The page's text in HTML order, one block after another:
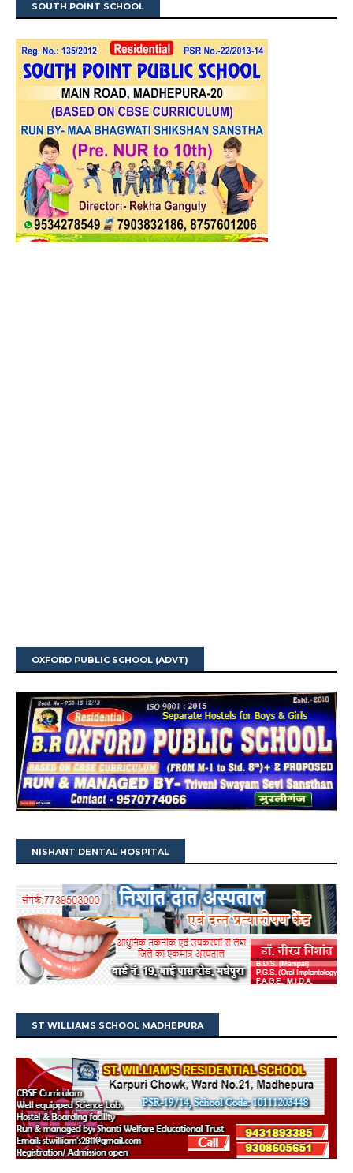
SOUTH POINT SCHOOL
OXFORD PUBLIC SCHOOL (ADVT)
NISHANT DENTAL HOSPITAL
ST WILLIAMS SCHOOL MADHEPURA